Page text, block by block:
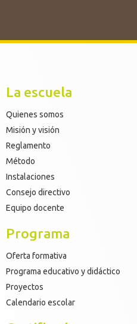
La escuela
Quienes somos
Misión y visión
Reglamento
Método
Instalaciones
Consejo directivo
Equipo docente
Programa
Oferta formativa
Programa educativo y didáctico
Proyectos
Calendario escolar